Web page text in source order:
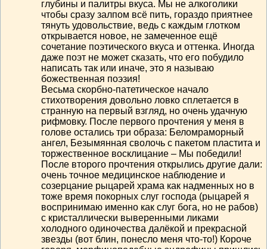
глубины и палитры вкуса. Мы не алкоголики
чтобы сразу залпом всё пить, гораздо приятнее
тянуть удовольствие, ведь с каждым глотком
открывается новое, не замеченное ещё
сочетание поэтического вкуса и оттенка. Иногда
даже поэт не может сказать, что его побудило
написать так или иначе, это я называю
божественная поэзия!
Весьма скорбно-патетическое начало
стихотворения довольно ловко сплетается в
странную на первый взгляд, но очень удачную
рифмовку. После первого прочтения у меня в
голове остались три образа: Беломраморный
ангел, Безымянная сволочь с пакетом пластита и
торжественное восклицание – Мы победили!
После второго прочтения открылись другие дали:
очень точное медицинское наблюдение и
созерцание рыцарей храма как надменных но в
тоже время покорных слуг господа (рыцарей я
воспринимаю именно как слуг бога, но не рабов)
с кристаллически выверенными ликами
холодного одиночества далёкой и прекрасной
звезды (вот блин, понесло меня что-то!) Короче